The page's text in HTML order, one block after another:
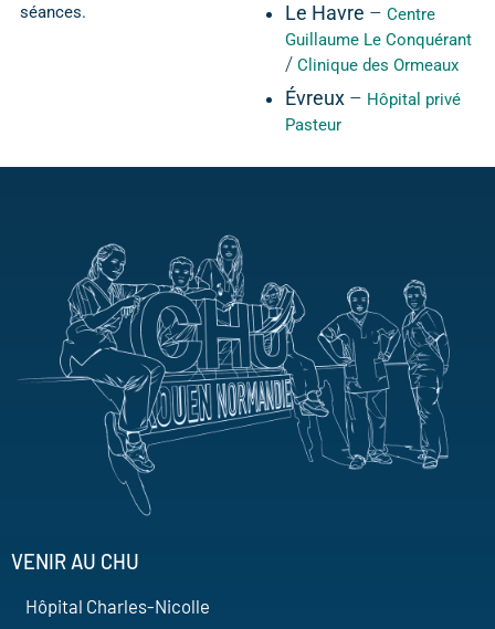
séances.
Le Havre –Centre
Guillaume Le Conquérant
/Clinique des Ormeaux
Évreux – Hôpital privé
Pasteur
VENIR AU CHU
Hôpital Charles-Nicolle